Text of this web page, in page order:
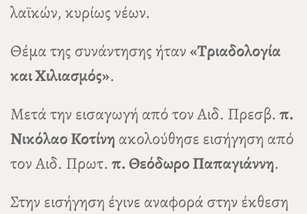
λαϊκών, κυρίως νέων.
Θέμα της συνάντησης ήταν«Τριαδολογία
και Χιλιασμός».
Μετά την εισαγωγή από τον Αιδ. Πρεσβ. π.
Νικόλαο Κοτίνη ακολούθησε εισήγηση από
τον Αιδ. Πρωτ. π. Θεόδωρο Παπαγιάννη.
Στην εισήγηση έγινε αναφορά στην έκθεση